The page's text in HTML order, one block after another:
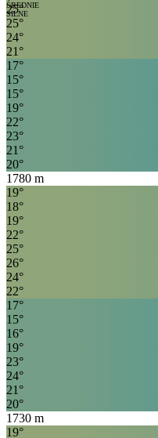
ŚREDNIE
SILNE
25°
25°
24°
21 °
17°
15°
15°
19°
22°
23°
21 °
20°
1780 m
19°
18°
19°
22°
25°
26°
24°
22°
17°
15°
16°
19°
23°
24°
21 °
20°
1730 m
19°